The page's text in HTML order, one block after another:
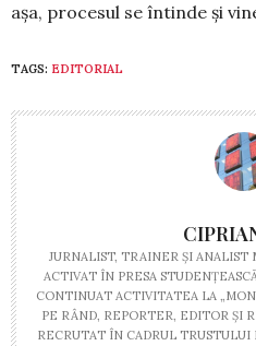
așa, procesul se întinde și
TAGS: EDITORIAL
JURNALIST, TRAINER ŞI ANALIST
ACTIVAT ÎN PRESA
CONTINUAT ACTIVITATEA LA
PE RÂND, REPORTER, EDITOR ŞI
RECRUTAT ÎN CADRUL